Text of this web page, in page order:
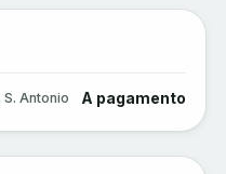
Antonio A pagamento